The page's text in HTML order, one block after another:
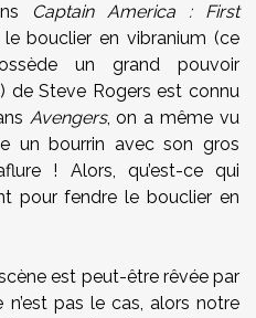
Captain America : First
bouclier en vibranium (ce
un grand pouvoir
de Steve Rogers est connu
Avengers, on a même vu
un bourrin avec son gros
! Alors, qu’est-ce qui
pour fendre le bouclier en
est peut-être rêvée par
n’est pas le cas, alors notre